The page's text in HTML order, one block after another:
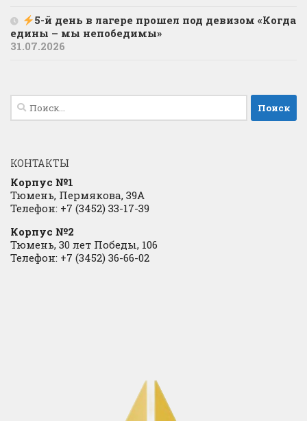
5-й день в лагере прошел под девизом «Когда
едины – мы непобедимы»
31.07.2026
Найти:
КОНТАКТЫ
Корпус №1
Тюмень, Пермякова, 39А
Телефон: +7 (3452) 33-17-39
Корпус №2
Тюмень, 30 лет Победы, 106
Телефон: +7 (3452) 36-66-02